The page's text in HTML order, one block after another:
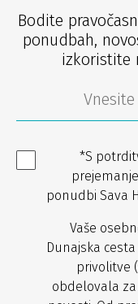
Bodite
ponudbah,
izkoristite
*S
ponudbi Sava
Vaše
Dunajska
privolitve
obdelovala